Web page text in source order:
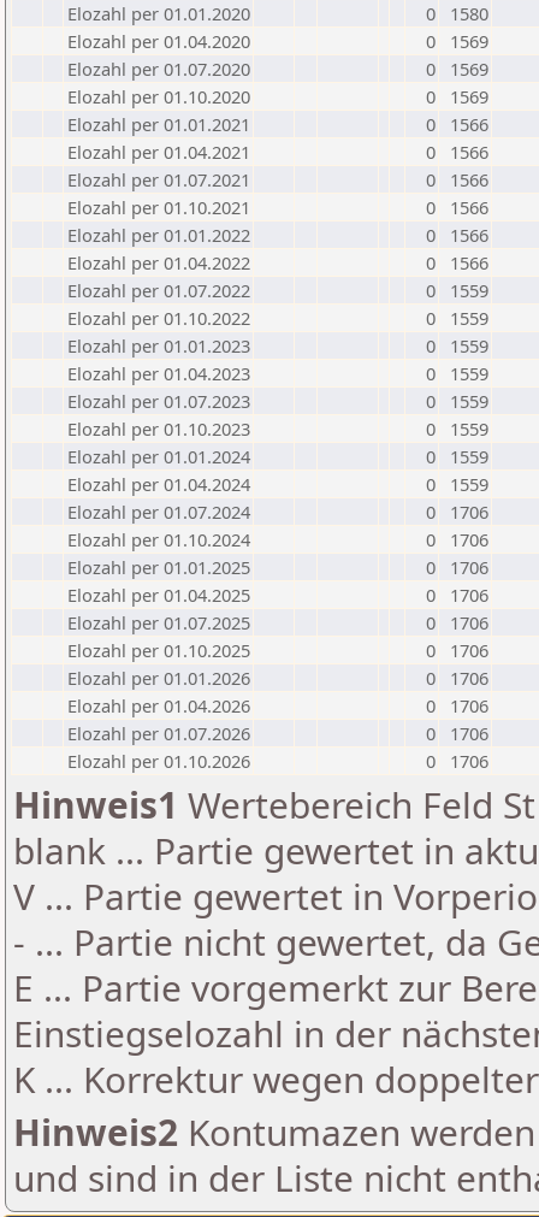
Elozahl per 01.01.2020
0
1580
Elozahl per 01.04.2020
0
1569
Elozahl per 01.07.2020
0
1569
Elozahl per 01.10.2020
0
1569
Elozahl per 01.01.2021
0
1566
Elozahl per 01.04.2021
0
1566
Elozahl per 01.07.2021
0
1566
Elozahl per 01.10.2021
0
1566
Elozahl per 01.01.2022
0
1566
Elozahl per 01.04.2022
0
1566
Elozahl per 01.07.2022
0
1559
Elozahl per 01.10.2022
0
1559
Elozahl per 01.01.2023
0
1559
Elozahl per 01.04.2023
0
1559
Elozahl per 01.07.2023
0
1559
Elozahl per 01.10.2023
0
1559
Elozahl per 01.01.2024
0
1559
Elozahl per 01.04.2024
0
1559
Elozahl per 01.07.2024
0
1706
Elozahl per 01.10.2024
0
1706
Elozahl per 01.01.2025
0
1706
Elozahl per 01.04.2025
0
1706
Elozahl per 01.07.2025
0
1706
Elozahl per 01.10.2025
0
1706
Elozahl per 01.01.2026
0
1706
Elozahl per 01.04.2026
0
1706
Elozahl per 01.07.2026
0
1706
Elozahl per 01.10.2026
0 1706
Hinweis1 Wertebereich Feld
blank ... Partie gewertet in
V ... Partie gewertet in
- ... Partie nicht gewertet, da
E ... Partie vorgemerkt zur
Einstiegselozahl in der
K ... Korrektur wegen
Hinweis2 Kontumazen
und sind in der Liste nicht